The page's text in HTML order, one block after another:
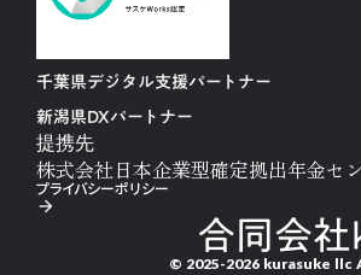
千葉県デジタル支援パートナー
新潟県DXパートナー
提携先
株式会社日本企業型確定拠出年金セ
合同会
© 2025-2026 kurasuke llc
プライバシーポリシー
arrow_forward